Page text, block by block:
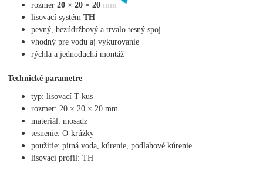
rozmer20 × 20 × 20 mm
lisovací systémTH
pevný, bezúdržbový a trvalo tesný spoj
vhodný pre vodu aj vykurovanie
rýchla a jednoduchá montáž
Technické parametre
typ: lisovací T-kus
rozmer: 20 × 20 × 20 mm
materiál: mosadz
tesnenie: O-krúžky
použitie: pitná voda, kúrenie, podlahové kúrenie
lisovací profil: TH